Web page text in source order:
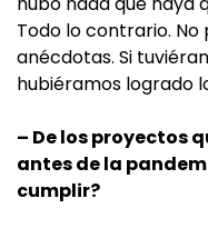
Todo lo contrario.
anécdotas. Si
hubiéramos logrado
– De los proyectos
antes de la
cumplir?